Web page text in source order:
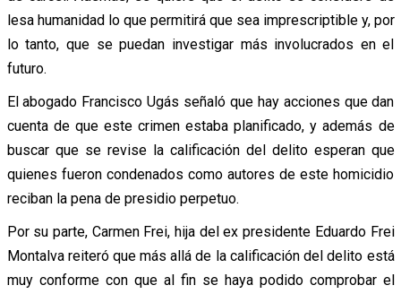
lesa humanidad lo que permitirá que sea imprescriptible y, por
lo tanto, que se puedan investigar más involucrados en el
futuro.
El abogado Francisco Ugás señaló que hay acciones que dan
cuenta de que este crimen estaba planificado, y además de
buscar que se revise la calificación del delito esperan que
quienes fueron condenados como autores de este homicidio
reciban la pena de presidio perpetuo.
Por su parte, Carmen Frei, hija del ex presidente Eduardo Frei
Montalva reiteró que más allá de la calificación del delito está
muy conforme con que al fin se haya podido comprobar el